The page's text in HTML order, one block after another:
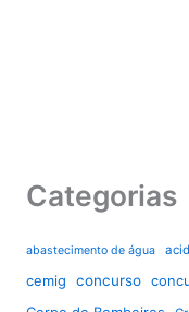
Categorias
abastecimento de água
cemig concurso